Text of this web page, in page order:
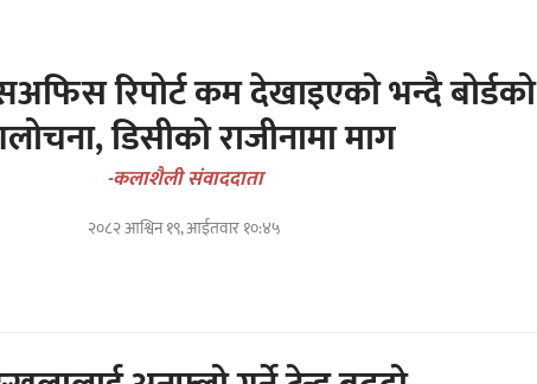
रिपोर्ट कम देखाइएकाे भन्दै बोर्डको
डिसीको राजीनामा माग
-कलाशैली संवाददाता
२०८२ आश्विन १९, आईतवार १०:४५